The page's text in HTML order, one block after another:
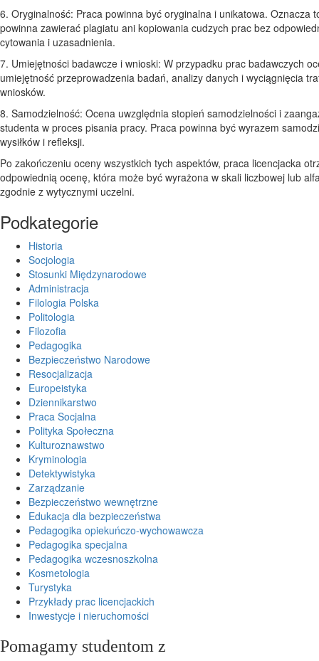
6. Oryginalność: Praca powinna być oryginalna i unikatowa. Oznacza
powinna zawierać plagiatu ani kopiowania cudzych prac bez
cytowania i uzasadnienia.
7. Umiejętności badawcze i wnioski: W przypadku prac badawczych
umiejętność przeprowadzenia badań, analizy danych i wyciągnięcia
wniosków.
8. Samodzielność: Ocena uwzględnia stopień samodzielności i
studenta w proces pisania pracy. Praca powinna być wyrazem
wysiłków i refleksji.
Po zakończeniu oceny wszystkich tych aspektów, praca licencjacka
odpowiednią ocenę, która może być wyrażona w skali liczbowej lub
zgodnie z wytycznymi uczelni.
Podkategorie
Historia
Socjologia
Stosunki Międzynarodowe
Administracja
Filologia Polska
Politologia
Filozofia
Pedagogika
Bezpieczeństwo Narodowe
Resocjalizacja
Europeistyka
Dziennikarstwo
Praca Socjalna
Polityka Społeczna
Kulturoznawstwo
Kryminologia
Detektywistyka
Zarządzanie
Bezpieczeństwo wewnętrzne
Edukacja dla bezpieczeństwa
Pedagogika opiekuńczo-wychowawcza
Pedagogika specjalna
Pedagogika wczesnoszkolna
Kosmetologia
Turystyka
Przykłady prac licencjackich
Inwestycje i nieruchomości
Pomagamy studentom z